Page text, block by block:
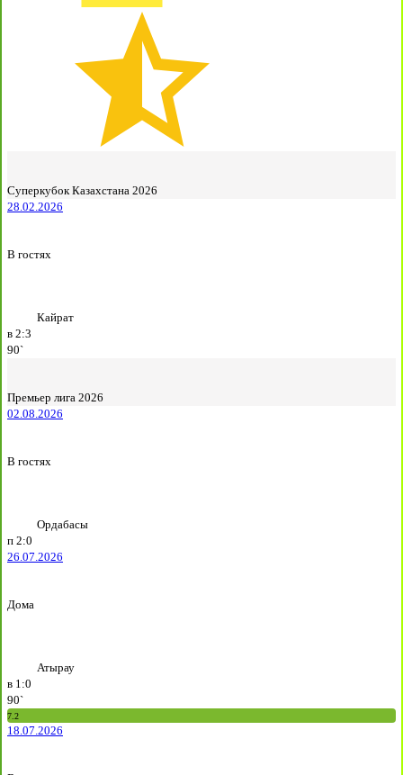
Суперкубок Казахстана 2026
28.02.2026
В гостях
Кайрат
в 2:3
90`
Премьер лига 2026
02.08.2026
В гостях
Ордабасы
п 2:0
26.07.2026
Дома
Атырау
в 1:0
90`
7.2
18.07.2026